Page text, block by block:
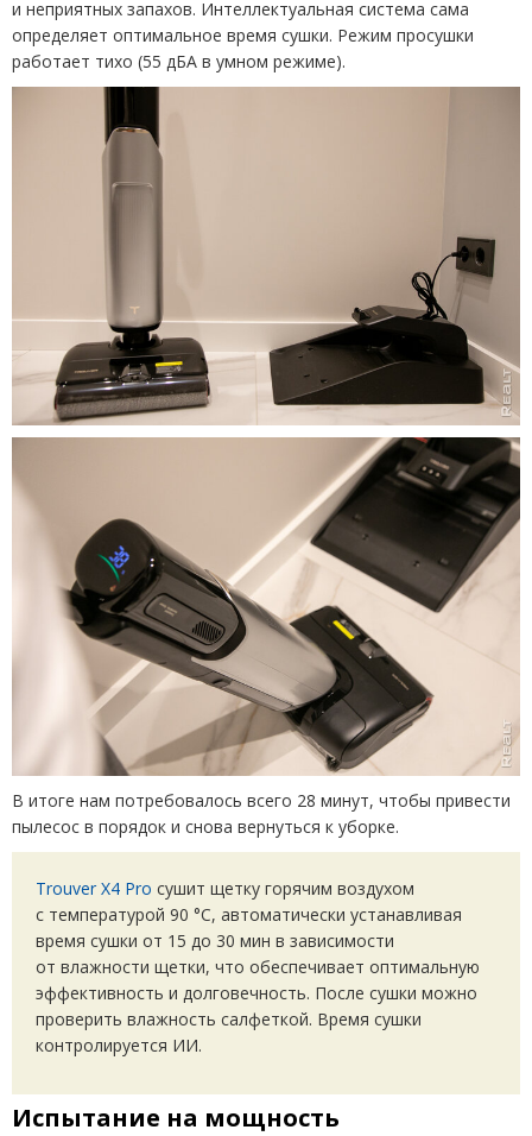
и неприятных запахов. Интеллектуальная система сама
определяет оптимальное время сушки. Режим просушки
работает тихо (55 дБА в умном режиме).
В итоге нам потребовалось всего 28 минут, чтобы привести
пылесос в порядок и снова вернуться к уборке.
Trouver X4 Pro сушит щетку горячим воздухом
с температурой 90 °C, автоматически устанавливая
время сушки от 15 до 30 мин в зависимости
от влажности щетки, что обеспечивает оптимальную
эффективность и долговечность. После сушки можно
проверить влажность салфеткой. Время сушки
контролируется ИИ.
Испытание на мощность